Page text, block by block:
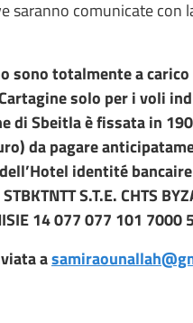
saranno comunicate con
sono totalmente a
solo per i voli
di Sbeitla è fissata in
da pagare
identité bancaire
S.T.E. CHTS
14 077 077 101 7000
a